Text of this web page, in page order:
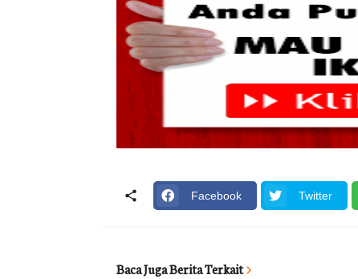
Facebook Twitter
Baca Juga Berita Terkait